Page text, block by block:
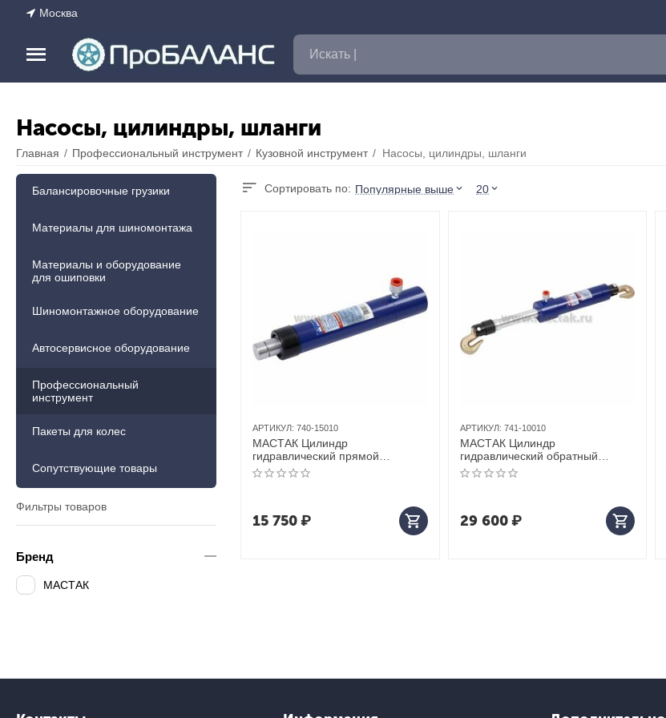
Москва
Насосы, цилиндры, шланги
Главная / Профессиональный инструмент / Кузовной инструмент / Насосы, цилиндры, шланги
Сортировать по: Популярные выше 20
АРТИКУЛ: 740-15010
МАСТАК Цилиндр
гидравлический прямой
(растяжка), 10 т
15 750₽
АРТИКУЛ: 741-10010
МАСТАК Цилиндр
гидравлический обратный
(стяжка), 10 т, крюки
29 600 ₽
Балансировочные грузики
Материалы для шиномонтажа
Материалы и оборудование
для ошиповки
Шиномонтажное оборудование
Автосервисное оборудование
Профессиональный
инструмент
Пакеты для колес
Сопутствующие товары
Фильтры товаров
Бренд
МАСТАК